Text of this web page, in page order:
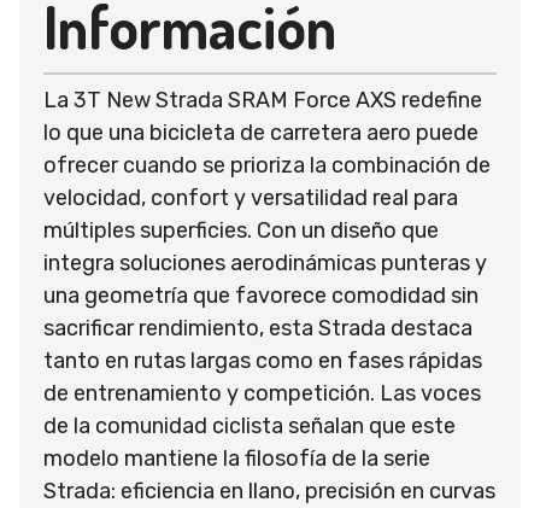
Información
La 3T New Strada SRAM Force AXS redefine
lo que una bicicleta de carretera aero puede
ofrecer cuando se prioriza la combinación de
velocidad, confort y versatilidad real para
múltiples superficies. Con un diseño que
integra soluciones aerodinámicas punteras y
una geometría que favorece comodidad sin
sacrificar rendimiento, esta Strada destaca
tanto en rutas largas como en fases rápidas
de entrenamiento y competición. Las voces
de la comunidad ciclista señalan que este
modelo mantiene la filosofía de la serie
Strada: eficiencia en llano, precisión en curvas